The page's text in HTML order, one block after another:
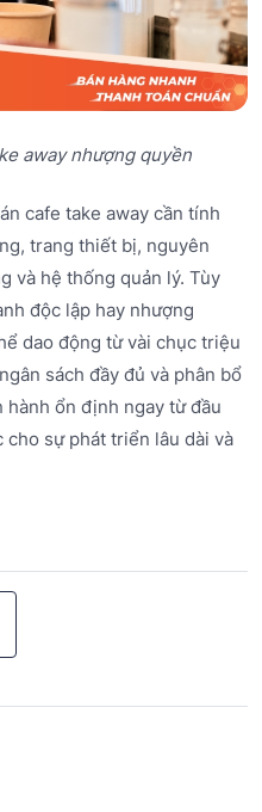
away nhượng quyền
cafe take away cần tính
trang thiết bị, nguyên
và hệ thống quản lý. Tùy
độc lập hay nhượng
dao động từ vài chục triệu
sách đầy đủ và phân bổ
ổn định ngay từ đầu
cho sự phát triển lâu dài và